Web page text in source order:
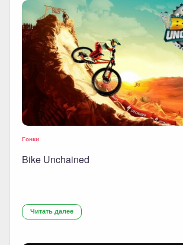
Гонки
Bike Unchained
Читать далее